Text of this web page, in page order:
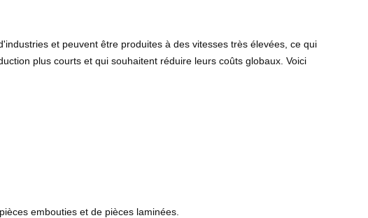
et peuvent être produites à des vitesses très élevées, ce qui
plus courts et qui souhaitent réduire leurs coûts globaux. Voici
embouties et de pièces laminées.